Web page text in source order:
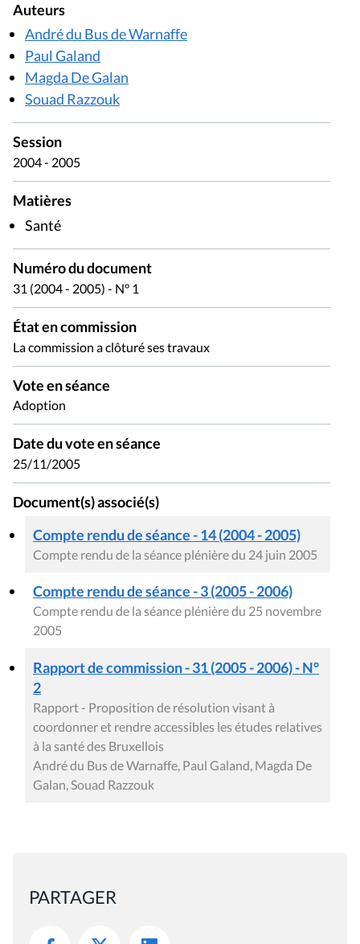
Auteurs
André du Bus de Warnaffe
Paul Galand
Magda De Galan
Souad Razzouk
Session
2004 - 2005
Matières
Santé
Numéro du document
31 (2004 - 2005) - N° 1
État en commission
La commission a clôturé ses travaux
Vote en séance
Adoption
Date du vote en séance
25/11/2005
Document(s) associé(s)
Compte rendu de séance - 14 (2004 - 2005)
Compte rendu de la séance plénière du 24 juin 2005
Compte rendu de séance - 3 (2005 - 2006)
Compte rendu de la séance plénière du 25 novembre
2005
Rapport de commission - 31 (2005 - 2006) - N°
2
Rapport - Proposition de résolution visant à
coordonner et rendre accessibles les études relatives
à la santé des Bruxellois
André du Bus de Warnaffe, Paul Galand, Magda De
Galan, Souad Razzouk
PARTAGER